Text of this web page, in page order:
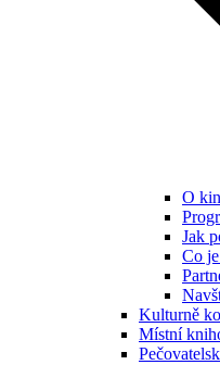
O
Jak
Co
Kulturně
Místní